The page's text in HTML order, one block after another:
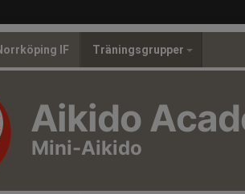
IF Träningsgrupper
Aikido
Mini-Aikido